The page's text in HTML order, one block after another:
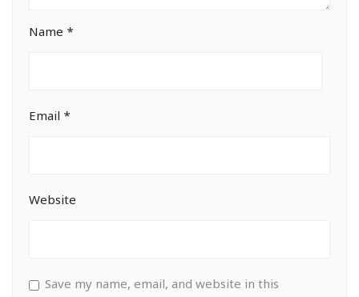
Name *
Email *
Website
Save my name, email, and website in this